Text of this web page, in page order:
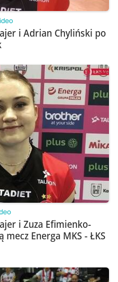
i Adrian Chyliński po
i Zuza Efimienko-
Energa MKS - ŁKS